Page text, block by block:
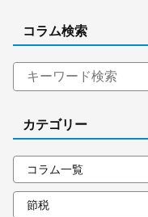
コラム検索
カテゴリー
コラム一覧
節税